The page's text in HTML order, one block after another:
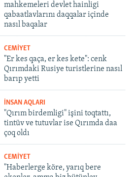
mahkemeleri devlet hainligi
qabaatlavlarını daqqalar içinde
nasıl baqalar
CEMİYET
"Er kes qaça, er kes kete": cenk
Qırımdaki Rusiye turistlerine nasıl
barıp yetti
İNSAN AQLARI
"Qırım birdemligi" işini toqtattı,
tintüv ve tutuvlar ise Qırımda daa
çoq oldı
CEMİYET
"Haberlerge köre, yarıq bere